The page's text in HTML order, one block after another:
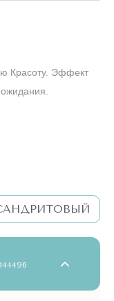
Красоту. Эффект